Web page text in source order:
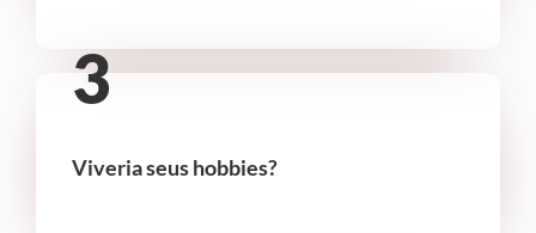
3
Viveria seus hobbies?